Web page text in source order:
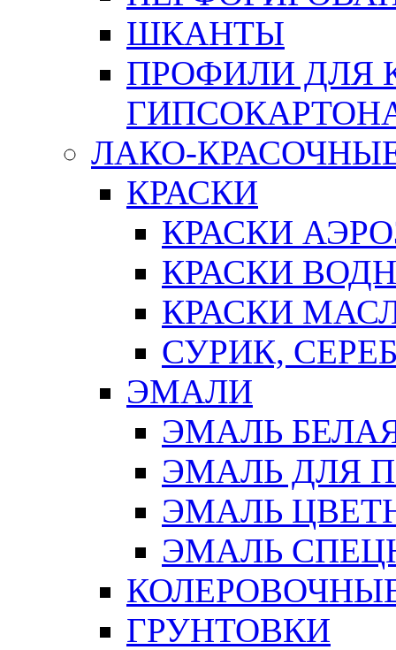
ШКАНТЫ
ПРОФИЛИ ДЛЯ
ЛАКО-
КРАСКИ
КРАСКИ
КРАСКИ
КРАСКИ
СУРИК,
ЭМАЛИ
ЭМАЛЬ
ЭМАЛЬ ДЛЯ
ЭМАЛЬ
ЭМАЛЬ
ГРУНТОВКИ